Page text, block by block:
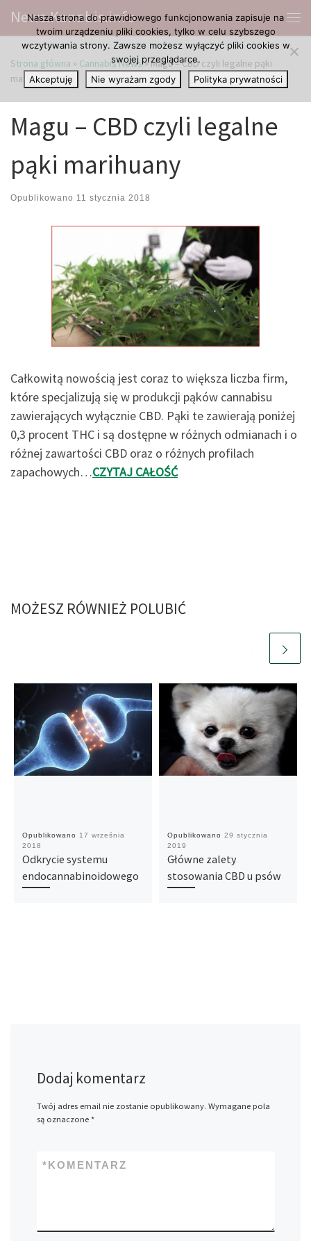
Przejdź do treści
News.Kanabis.info
Strona główna » Cannabis News »Magu – CBD czyli legalne pąki
marihuany
Magu – CBD czyli legalne
pąki marihuany
Opublikowano 11 stycznia 2018
Całkowitą nowością jest coraz to większa liczba firm,
które specjalizują się w produkcji pąków cannabisu
zawierających wyłącznie CBD. Pąki te zawierają poniżej
0,3 procent THC i są dostępne w różnych odmianach i o
różnej zawartości CBD oraz o różnych profilach
zapachowych…CZYTAJ CAŁOŚĆ
MOŻESZ RÓWNIEŻ POLUBIĆ
Opublikowano
17 września
2018
Odkrycie systemu
endocannabinoidowego
Opublikowano 29 stycznia
2019
Główne zalety
stosowania CBD u psów
Dodaj komentarz
Twój adres email nie zostanie opublikowany. Wymagane pola
są oznaczone *
KOMENTARZ
*
Nasza strona do prawidłowego funkcjonowania zapisuje na
twoim urządzeniu pliki cookies, tylko w celu szybszego
wczytywania strony. Zawsze możesz wyłączyć pliki cookies w
swojej przeglądarce.
Akceptuję
Nie wyrażam zgody Polityka prywatności